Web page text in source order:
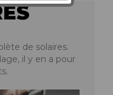
de solaires.
il y en a pour